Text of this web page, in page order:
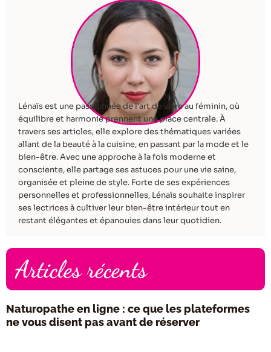
Lénaïs est une passionnée de l’art de vivre au féminin, où
équilibre et harmonie prennent une place centrale. À
travers ses articles, elle explore des thématiques variées
allant de la beauté à la cuisine, en passant par la mode et le
bien-être. Avec une approche à la fois moderne et
consciente, elle partage ses astuces pour une vie saine,
organisée et pleine de style. Forte de ses expériences
personnelles et professionnelles, Lénaïs souhaite inspirer
ses lectrices à cultiver leur bien-être intérieur tout en
restant élégantes et épanouies dans leur quotidien.
Articles récents
Naturopathe en ligne : ce que les plateformes
ne vous disent pas avant de réserver